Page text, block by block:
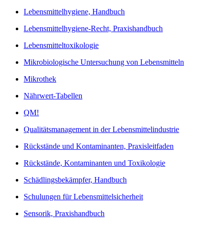
Lebensmittelhygiene, Handbuch
Lebensmittelhygiene-Recht, Praxishandbuch
Lebensmitteltoxikologie
Mikrobiologische Untersuchung von Lebensmitteln
Mikrothek
Nährwert-Tabellen
QM!
Qualitätsmanagement in der Lebensmittelindustrie
Rückstände und Kontaminanten, Praxisleitfaden
Rückstände, Kontaminanten und Toxikologie
Schädlingsbekämpfer, Handbuch
Schulungen für Lebensmittelsicherheit
Sensorik, Praxishandbuch